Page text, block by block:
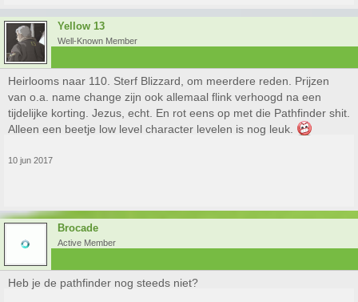
Yellow 13
Well-Known Member
Heirlooms naar 110. Sterf Blizzard, om meerdere reden. Prijzen
van o.a. name change zijn ook allemaal flink verhoogd na een
tijdelijke korting. Jezus, echt. En rot eens op met die Pathfinder shit.
Alleen een beetje low level character levelen is nog leuk.
10 jun 2017
Brocade
Active Member
Heb je de pathfinder nog steeds niet?